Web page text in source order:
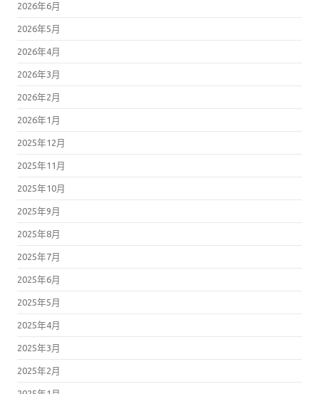
2026年6月
2026年5月
2026年4月
2026年3月
2026年2月
2026年1月
2025年12月
2025年11月
2025年10月
2025年9月
2025年8月
2025年7月
2025年6月
2025年5月
2025年4月
2025年3月
2025年2月